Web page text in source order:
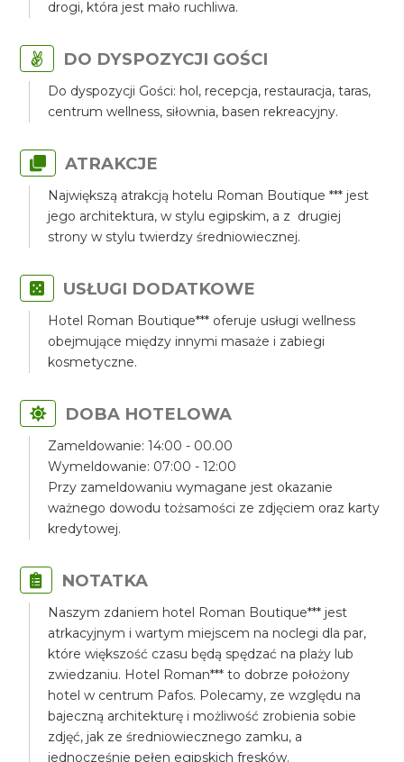
drogi, która jest mało ruchliwa.
DO DYSPOZYCJI GOŚCI
Do dyspozycji Gości: hol, recepcja, restauracja, taras,
centrum wellness, siłownia, basen rekreacyjny.
ATRAKCJE
Największą atrakcją hotelu Roman Boutique *** jest
jego architektura, w stylu egipskim, a z drugiej
strony w stylu twierdzy średniowiecznej.
USŁUGI DODATKOWE
Hotel Roman Boutique*** oferuje usługi wellness
obejmujące między innymi masaże i zabiegi
kosmetyczne.
DOBA HOTELOWA
Zameldowanie: 14:00 - 00.00
Wymeldowanie: 07:00 - 12:00
Przy zameldowaniu wymagane jest okazanie
ważnego dowodu tożsamości ze zdjęciem oraz karty
kredytowej.
NOTATKA
Naszym zdaniem hotel Roman Boutique*** jest
atrkacyjnym i wartym miejscem na noclegi dla par,
które większość czasu będą spędzać na plaży lub
zwiedzaniu. Hotel Roman*** to dobrze położony
hotel w centrum Pafos. Polecamy, ze względu na
bajeczną architekturę i możliwość zrobienia sobie
zdjęć, jak ze średniowiecznego zamku, a
jednocześnie pełen egipskich fresków.